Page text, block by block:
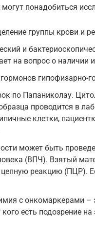
понадобиться
группы крови и
и
на вопрос о наличии
гипофизарно-
по Папаниколау.
проводится в
клетки,
может быть
(ВПЧ). Взятый
реакцию (ПЦР).
с онкомаркерами –
есть подозрение